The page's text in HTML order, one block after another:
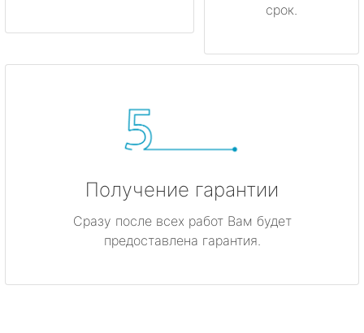
срок.
Получение гарантии
Сразу после всех работ Вам будет
предоставлена гарантия.